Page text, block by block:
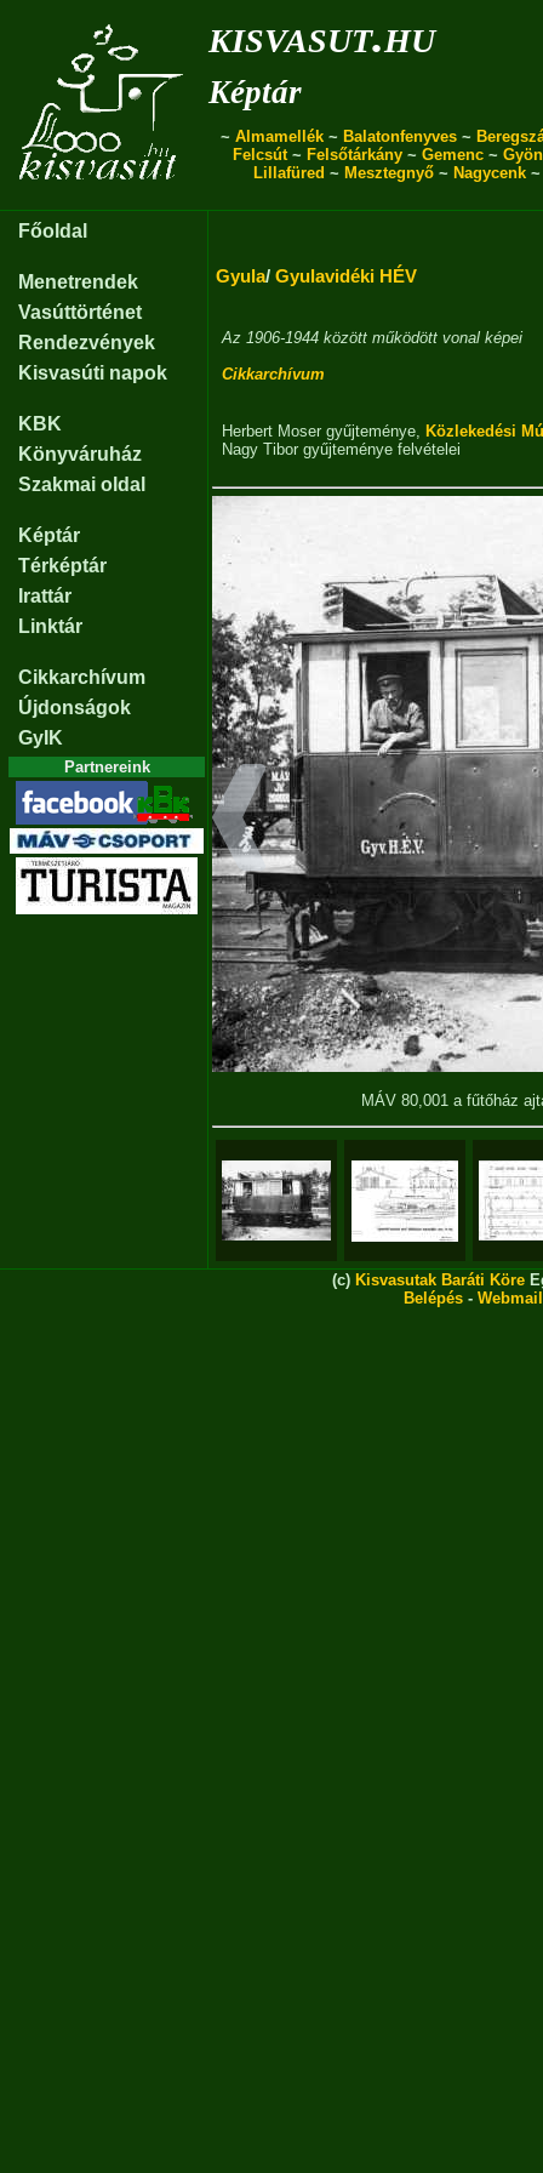
kisvasut.hu
Képtár
~ Almamellék ~ Balatonfenyves ~
Felcsút~ Felsőtárkány ~ Gemenc ~
Lillafüred ~ Mesztegnyő~ Nagycenk
Főoldal
Menetrendek
Vasúttörténet
Rendezvények
Kisvasúti napok
KBK
Könyváruház
Szakmai oldal
Képtár
Térképtár
Irattár
Linktár
Cikkarchívum
Újdonságok
GyIK
Partnereink
Gyula/ Gyulavidéki HÉV
Az 1906-1944 között működött vonal képei
Cikkarchívum
Herbert Moser gyűjteménye, Közlekedési
Nagy Tibor gyűjteménye felvételei
MÁV 80,001 a fűtőház
(c) Kisvasutak Baráti Köre
Belépés - Webmail